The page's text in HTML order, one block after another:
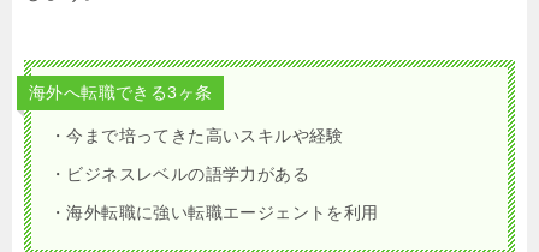
海外へ転職できる3ヶ条
・今まで培ってきた高いスキルや経験
・ビジネスレベルの語学力がある
・海外転職に強い転職エージェントを利用